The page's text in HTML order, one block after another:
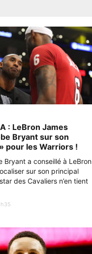
: LeBron James
Bryant sur son
pour les Warriors !
Bryant a conseillé à LeBron
sur son principal
des Cavaliers n’en tient